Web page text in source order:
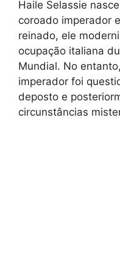
Haile Selassie
coroado imperador
reinado, ele
ocupação italiana
Mundial. No
imperador foi
deposto e
circunstâncias